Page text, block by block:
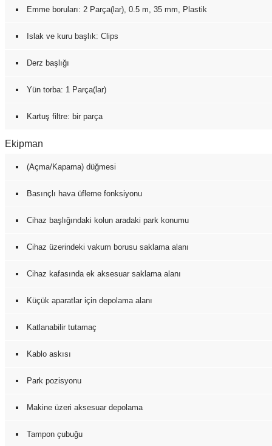
Emme boruları: 2 Parça(lar), 0.5 m, 35 mm, Plastik
Islak ve kuru başlık: Clips
Derz başlığı
Yün torba: 1 Parça(lar)
Kartuş filtre: bir parça
Ekipman
(Açma/Kapama) düğmesi
Basınçlı hava üfleme fonksiyonu
Cihaz başlığındaki kolun aradaki park konumu
Cihaz üzerindeki vakum borusu saklama alanı
Cihaz kafasında ek aksesuar saklama alanı
Küçük aparatlar için depolama alanı
Katlanabilir tutamaç
Kablo askısı
Park pozisyonu
Makine üzeri aksesuar depolama
Tampon çubuğu